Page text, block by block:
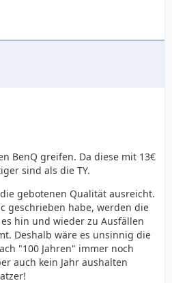
BenQ greifen. Da diese mit 13€
sind als die TY.
gebotenen Qualität ausreicht.
geschrieben habe, werden die
hin und wieder zu Ausfällen
Deshalb wäre es unsinnig die
"100 Jahren" immer noch
auch kein Jahr aushalten